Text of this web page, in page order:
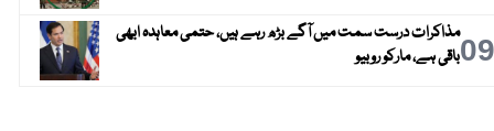
09مذاکرات درست سمت میں آگے بڑھ رہے ہیں، حتمی معاہدہ ابھی
باقی ہے، مارکو روبیو